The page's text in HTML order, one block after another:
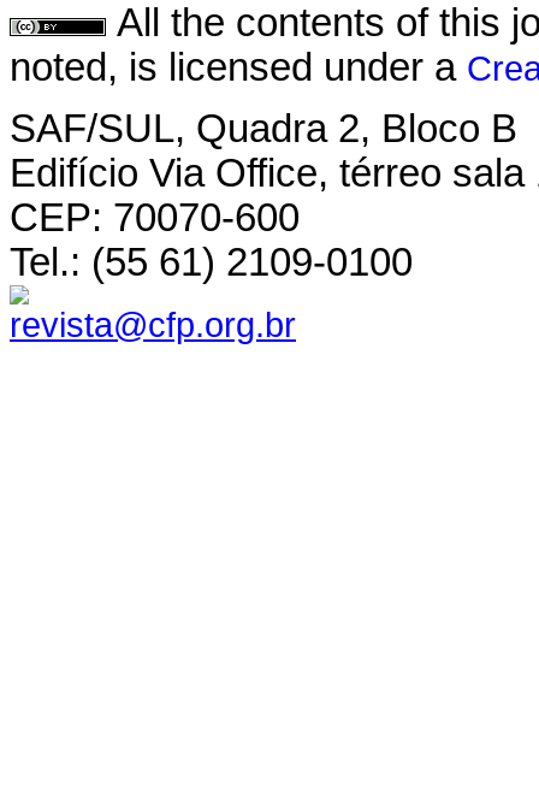
All the contents of this
noted, is licensed under a
SAF/SUL, Quadra 2, Bloco B
Edifício Via Office, térreo sala
CEP: 70070-600
Tel.: (55 61) 2109-0100
revista@cfp.org.br